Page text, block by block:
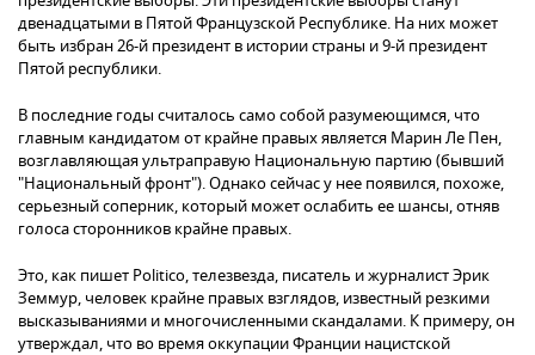
двенадцатыми в Пятой Французской Республике. На них может
быть избран 26-й президент в истории страны и 9-й президент
Пятой республики.
В последние годы считалось само собой разумеющимся, что
главным кандидатом от крайне правых является Марин Ле Пен,
возглавляющая ультраправую Национальную партию (бывший
"Национальный фронт"). Однако сейчас у нее появился, похоже,
серьезный соперник, который может ослабить ее шансы, отняв
голоса сторонников крайне правых.
Это, как пишет Politico, телезвезда, писатель и журналист Эрик
Земмур, человек крайне правых взглядов, известный резкими
высказываниями и многочисленными скандалами. К примеру, он
утверждал, что во время оккупации Франции нацистской